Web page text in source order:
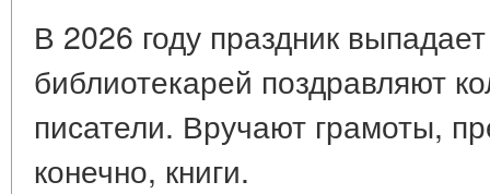
В 2026 году праздник
библиотекарей поздравляют
писатели. Вручают грамоты,
конечно, книги.